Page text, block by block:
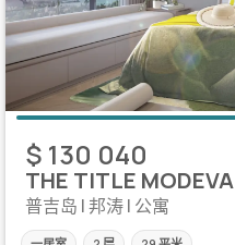
$ 130 040
THE TITLE MODEVA
普吉岛 | 邦涛 | 公寓